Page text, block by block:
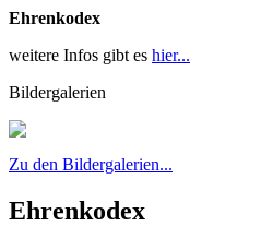
Ehrenkodex
weitere Infos gibt es hier...
Bildergalerien
Zu den Bildergalerien...
Ehrenkodex